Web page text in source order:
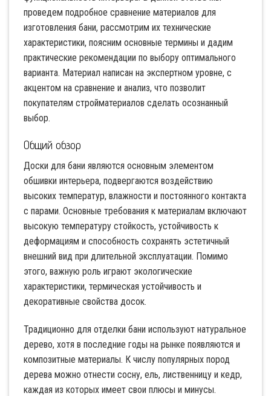
проведем подробное сравнение материалов для
изготовления бани, рассмотрим их технические
характеристики, поясним основные термины и дадим
практические рекомендации по выбору оптимального
варианта. Материал написан на экспертном уровне, с
акцентом на сравнение и анализ, что позволит
покупателям стройматериалов сделать осознанный
выбор.
Общий обзор
Доски для бани являются основным элементом
обшивки интерьера, подвергаются воздействию
высоких температур, влажности и постоянного контакта
с парами. Основные требования к материалам включают
высокую температуру стойкость, устойчивость к
деформациям и способность сохранять эстетичный
внешний вид при длительной эксплуатации. Помимо
этого, важную роль играют экологические
характеристики, термическая устойчивость и
декоративные свойства досок.
Традиционно для отделки бани используют натуральное
дерево, хотя в последние годы на рынке появляются и
композитные материалы. К числу популярных пород
дерева можно отнести сосну, ель, лиственницу и кедр,
каждая из которых имеет свои плюсы и минусы.